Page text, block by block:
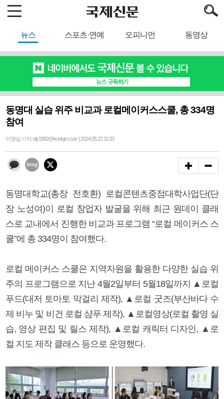
뉴스 스포츠·연예 오피니언 동영상
동명대 실습 위주 비교과 로컬메이커스스쿨, 총 334명
참여
이영실 기자 sily1982@kookje.co.kr | 2024.05.22 11:33
동명대학교(총장 전호환) 로컬콘텐츠중점대학사업단(단
장 노성여)이 로컬 창업자 발굴을 위해 최근 원데이 클래
스로 교내에서 진행한 비교과 프로그램 “로컬 메이커스 스
쿨”에 총 334명이 참여했다.
로컬 메이커스 스쿨은 지역자원을 활용한 다양한 실습 위
주의 프로그램으로 지난 4월2일부터 5월18일까지 ▲로컬
푸드(대저 토마토 막걸리 제작), ▲로컬 굿즈(부산바다 수
제 비누 및 비건 로컬 샴푸 제작), ▲로컬영상(로컬 촬영 실
습, 영상 편집 및 릴스 제작), ▲로컬 캐릭터 디자인, ▲로
컬 지도 제작 클래스 등으로 운영했다.